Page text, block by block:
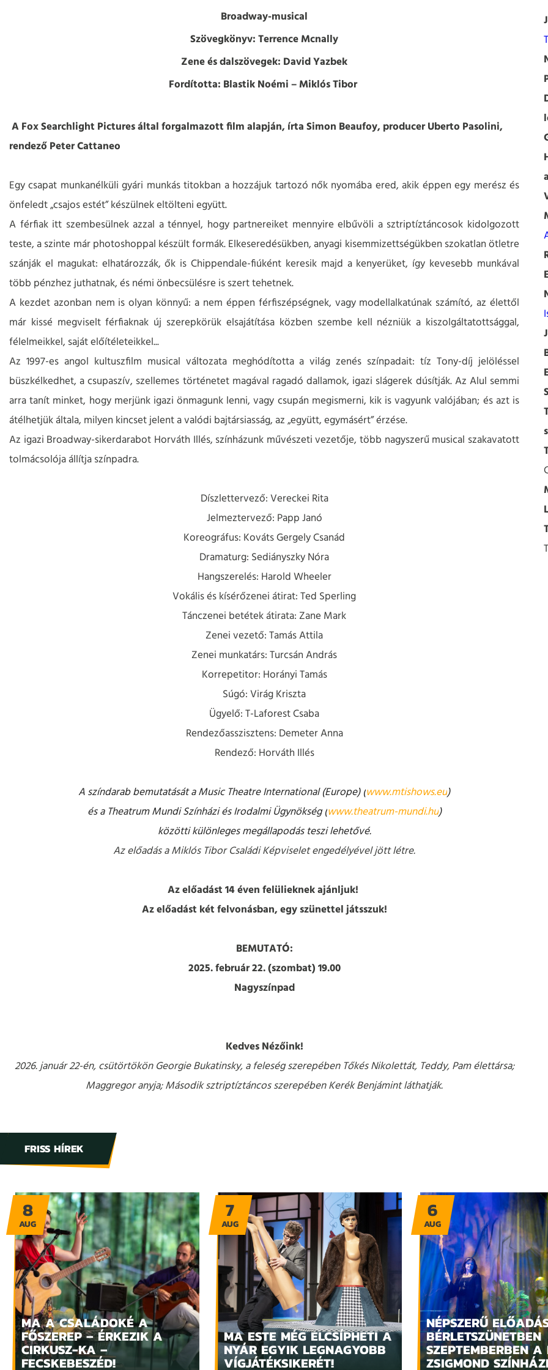
Broadway-musical
Szövegkönyv: Terrence Mcnally
Zene és dalszövegek: David Yazbek
Fordította: Blastik Noémi – Miklós Tibor
A Fox Searchlight Pictures által forgalmazott film alapján, írta Simon Beaufoy, producer Uberto Pasolini,
rendező Peter Cattaneo
Egy csapat munkanélküli gyári munkás titokban a hozzájuk tartozó nők nyomába ered, akik éppen egy merész és
önfeledt „csajos estét” készülnek eltölteni együtt.
A férfiak itt szembesülnek azzal a ténnyel, hogy partnereiket mennyire elbűvöli a sztriptíztáncosok kidolgozott
teste, a szinte már photoshoppal készült formák. Elkeseredésükben, anyagi kisemmizettségükben szokatlan ötletre
szánják el magukat: elhatározzák, ők is Chippendale-fiúként keresik majd a kenyerüket, így kevesebb munkával
több pénzhez juthatnak, és némi önbecsülésre is szert tehetnek.
A kezdet azonban nem is olyan könnyű: a nem éppen férfiszépségnek, vagy modellalkatúnak számító, az élettől
már kissé megviselt férfiaknak új szerepkörük elsajátítása közben szembe kell nézniük a kiszolgáltatottsággal,
félelmeikkel, saját előítéleteikkel...
Az 1997-es angol kultuszfilm musical változata meghódította a világ zenés színpadait: tíz Tony-díj jelöléssel
büszkélkedhet, a csupaszív, szellemes történetet magával ragadó dallamok, igazi slágerek dúsítják. Az Alul semmi
arra tanít minket, hogy merjünk igazi önmagunk lenni, vagy csupán megismerni, kik is vagyunk valójában; és azt is
átélhetjük általa, milyen kincset jelent a valódi bajtársiasság, az „együtt, egymásért” érzése.
Az igazi Broadway-sikerdarabot Horváth Illés, színházunk művészeti vezetője, több nagyszerű musical szakavatott
tolmácsolója állítja színpadra.
Díszlettervező: Vereckei Rita
Jelmeztervező: Papp Janó
Koreográfus: Kováts Gergely Csanád
Dramaturg: Sediányszky Nóra
Hangszerelés: Harold Wheeler
Vokális és kísérőzenei átirat: Ted Sperling
Tánczenei betétek átirata: Zane Mark
Zenei vezető: Tamás Attila
Zenei munkatárs: Turcsán András
Korrepetitor: Horányi Tamás
Súgó: Virág Kriszta
Ügyelő: T-Laforest Csaba
Rendezőasszisztens: Demeter Anna
Rendező: Horváth Illés
A színdarab bemutatását a Music Theatre International (Europe) (www.mtishows.eu)
és a Theatrum Mundi Színházi és Irodalmi Ügynökség (www.theatrum-mundi.hu)
közötti különleges megállapodás teszi lehetővé.
Az előadás a Miklós Tibor Családi Képviselet engedélyével jött létre.
Az előadást 14 éven felülieknek ajánljuk!
Az előadást két felvonásban, egy szünettel játsszuk!
BEMUTATÓ:
2025. február 22. (szombat) 19.00
Nagyszínpad
Kedves Nézőink!
2026. január 22-én, csütörtökön Georgie Bukatinsky, a feleség szerepében Tőkés Nikolettát, Teddy, Pam élettársa;
Maggregor anyja; Második sztriptíztáncos szerepében Kerék Benjámint láthatják.
FRISS HÍREK
MA A CSALÁDOKÉ A
FŐSZEREP – ÉRKEZIK A
CIRKUSZ-KA –
FECSKEBESZÉD!
8
AUG
MA ESTE MÉG ELCSÍPHETI A
NYÁR EGYIK LEGNAGYOBB
VÍGJÁTÉKSIKERÉT!
7
AUG
NÉPSZERŰ
BÉRLETSZÜNETBEN
SZEPTEMBERBEN A
ZSIGMOND
6
AUG